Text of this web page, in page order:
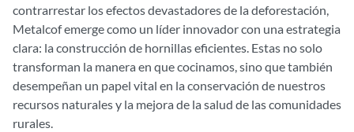
contrarrestar los efectos devastadores de la deforestación,
Metalcof emerge como un líder innovador con una estrategia
clara: la construcción de hornillas eficientes. Estas no solo
transforman la manera en que cocinamos, sino que también
desempeñan un papel vital en la conservación de nuestros
recursos naturales y la mejora de la salud de las comunidades
rurales.